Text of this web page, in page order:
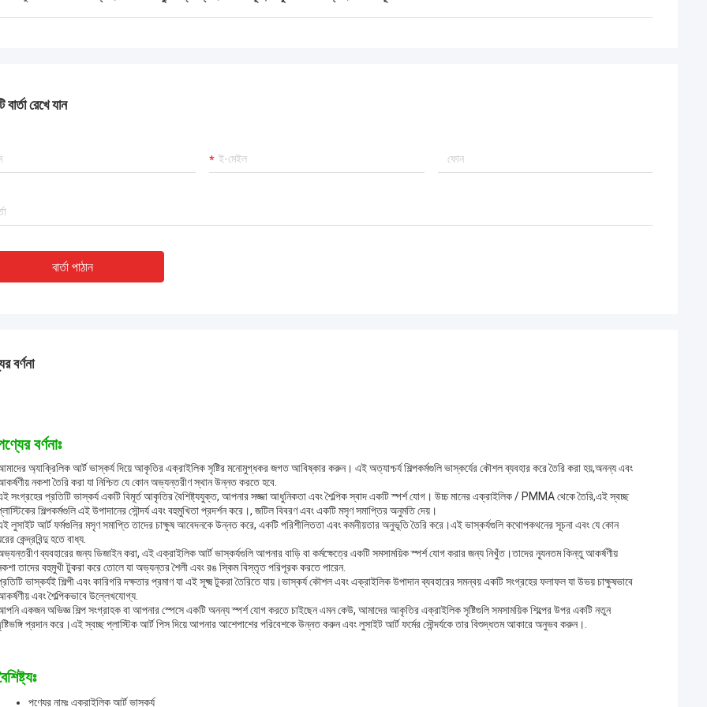
বার্তা রেখে যান
বার্তা পাঠান
বর্ণনা
বর্ণনাঃ
অ্যাক্রিলিক আর্ট ভাস্কর্য দিয়ে আকৃতির এক্রাইলিক সৃষ্টির মনোমুগ্ধকর জগত আবিষ্কার করুন। এই অত্যাশ্চর্য শিল্পকর্মগুলি ভাস্কর্যের কৌশল ব্যবহার করে তৈরি করা হয়,অনন্য এবং
নকশা তৈরি করা যা নিশ্চিত যে কোন অভ্যন্তরীণ স্থান উন্নত করতে হবে.
সংগ্রহের প্রতিটি ভাস্কর্য একটি বিমূর্ত আকৃতির বৈশিষ্ট্যযুক্ত, আপনার সজ্জা আধুনিকতা এবং শৈল্পিক স্বাদ একটি স্পর্শ যোগ। উচ্চ মানের এক্রাইলিক / PMMA থেকে তৈরি,এই স্বচ্ছ
শিল্পকর্মগুলি এই উপাদানের সৌন্দর্য এবং বহুমুখিতা প্রদর্শন করে।, জটিল বিবরণ এবং একটি মসৃণ সমাপ্তির অনুমতি দেয়।
লুসাইট আর্ট ফর্মগুলির মসৃণ সমাপ্তি তাদের চাক্ষুষ আবেদনকে উন্নত করে, একটি পরিশীলিততা এবং কমনীয়তার অনুভূতি তৈরি করে।এই ভাস্কর্যগুলি কথোপকথনের সূচনা এবং যে কোন
কেন্দ্রবিন্দু হতে বাধ্য.
ব্যবহারের জন্য ডিজাইন করা, এই এক্রাইলিক আর্ট ভাস্কর্যগুলি আপনার বাড়ি বা কর্মক্ষেত্রে একটি সমসাময়িক স্পর্শ যোগ করার জন্য নিখুঁত।তাদের ন্যূনতম কিন্তু আকর্ষণীয়
তাদের বহুমুখী টুকরা করে তোলে যা অভ্যন্তর শৈলী এবং রঙ স্কিম বিস্তৃত পরিপূরক করতে পারেন.
ভাস্কর্যই শিল্পী এবং কারিগরি দক্ষতার প্রমাণ যা এই সূক্ষ্ম টুকরা তৈরিতে যায়।ভাস্কর্য কৌশল এবং এক্রাইলিক উপাদান ব্যবহারের সমন্বয় একটি সংগ্রহের ফলাফল যা উভয় চাক্ষুষভাবে
এবং শৈল্পিকভাবে উল্লেখযোগ্য.
একজন অভিজ্ঞ শিল্প সংগ্রাহক বা আপনার স্পেসে একটি অনন্য স্পর্শ যোগ করতে চাইছেন এমন কেউ, আমাদের আকৃতির এক্রাইলিক সৃষ্টিগুলি সমসাময়িক শিল্পের উপর একটি নতুন
প্রদান করে।এই স্বচ্ছ প্লাস্টিক আর্ট পিস দিয়ে আপনার আশেপাশের পরিবেশকে উন্নত করুন এবং লুসাইট আর্ট ফর্মের সৌন্দর্যকে তার বিশুদ্ধতম আকারে অনুভব করুন।.
পণ্যের নামঃ এক্রাইলিক আর্ট ভাস্কর্য